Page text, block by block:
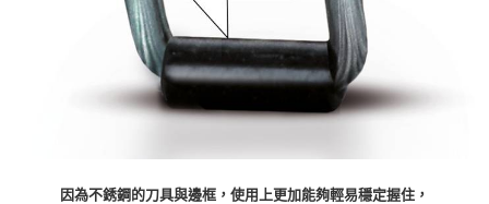
因為不銹鋼的刀具與邊框，使用上更加能夠輕易穩定握住，